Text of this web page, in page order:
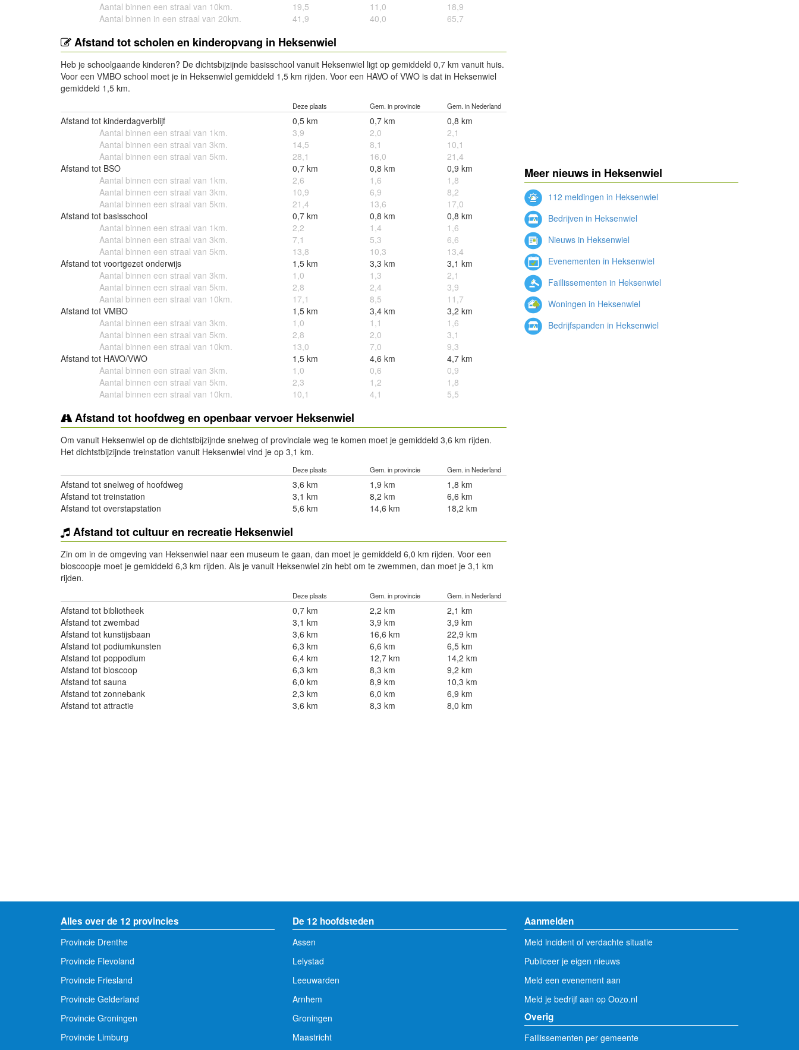
Aantal binnen een straal van 10km.
19,5 11,0
18,9
Aantal binnen in een straal van 20km.
41,9 40,0 65,7
Afstand tot scholen en kinderopvang in Heksenwiel
Heb je schoolgaande kinderen? De dichtsbijzijnde basisschool vanuit Heksenwiel ligt op gemiddeld 0,7 km vanuit huis.
Voor een VMBO school moet je in Heksenwiel gemiddeld 1,5 km rijden. Voor een HAVO of VWO is dat in Heksenwiel
gemiddeld 1,5 km.
Deze plaats Gem. in provincie Gem. in Nederland
Afstand tot kinderdagverblijf 0,5 km 0,7 km
0,8 km
Aantal binnen een straal van 1km.
3,9 2,0
2,1
Aantal binnen een straal van 3km.
14,5 8,1
10,1
Aantal binnen een straal van 5km.
28,1 16,0
21,4
Afstand tot BSO
0,7 km 0,8 km
0,9 km
Aantal binnen een straal van 1km.
2,6 1,6
1,8
Aantal binnen een straal van 3km.
10,9 6,9
8,2
Aantal binnen een straal van 5km.
21,4 13,6
17,0
Afstand tot basisschool
0,7 km 0,8 km
0,8 km
Aantal binnen een straal van 1km.
2,2 1,4
1,6
Aantal binnen een straal van 3km.
7,1 5,3
6,6
Aantal binnen een straal van 5km.
13,8 10,3
13,4
Afstand tot voortgezet onderwijs
1,5 km 3,3 km
3,1 km
Aantal binnen een straal van 3km.
1,0 1,3
2,1
Aantal binnen een straal van 5km.
2,8 2,4
3,9
Aantal binnen een straal van 10km.
17,1 8,5
11,7
Afstand tot VMBO
1,5 km 3,4 km
3,2 km
Aantal binnen een straal van 3km.
1,0 1,1
1,6
Aantal binnen een straal van 5km.
2,8 2,0
3,1
Aantal binnen een straal van 10km.
13,0 7,0
9,3
Afstand tot HAVO/VWO
1,5 km 4,6 km
4,7 km
Aantal binnen een straal van 3km.
1,0 0,6
0,9
Aantal binnen een straal van 5km.
2,3 1,2
1,8
Aantal binnen een straal van 10km.
10,1 4,1 5,5
Afstand tot hoofdweg en openbaar vervoer Heksenwiel
Om vanuit Heksenwiel op de dichtstbijzijnde snelweg of provinciale weg te komen moet je gemiddeld 3,6 km rijden.
Het dichtstbijzijnde treinstation vanuit Heksenwiel vind je op 3,1 km.
Deze plaats Gem. in provincie Gem. in Nederland
Afstand tot snelweg of hoofdweg 3,6 km 1,9 km
1,8 km
Afstand tot treinstation
3,1 km 8,2 km
6,6 km
Afstand tot overstapstation
5,6 km 14,6 km 18,2 km
Afstand tot cultuur en recreatie Heksenwiel
Zin om in de omgeving van Heksenwiel naar een museum te gaan, dan moet je gemiddeld 6,0 km rijden. Voor een
bioscoopje moet je gemiddeld 6,3 km rijden. Als je vanuit Heksenwiel zin hebt om te zwemmen, dan moet je 3,1 km
rijden.
Deze plaats Gem. in provincie Gem. in Nederland
Afstand tot bibliotheek 0,7 km 2,2 km
2,1 km
Afstand tot zwembad
3,1 km 3,9 km
3,9 km
Afstand tot kunstijsbaan
3,6 km 16,6 km
22,9 km
Afstand tot podiumkunsten
6,3 km 6,6 km
6,5 km
Afstand tot poppodium
6,4 km 12,7 km
14,2 km
Afstand tot bioscoop
6,3 km 8,3 km
9,2 km
Afstand tot sauna
6,0 km 8,9 km
10,3 km
Afstand tot zonnebank
2,3 km 6,0 km
6,9 km
Afstand tot attractie
3,6 km 8,3 km 8,0 km
Meer nieuws in Heksenwiel
112 meldingen in Heksenwiel
Bedrijven in Heksenwiel
Nieuws in Heksenwiel
Evenementen in Heksenwiel
Faillissementen in Heksenwiel
Woningen in Heksenwiel
Bedrijfspanden in Heksenwiel
Alles over de 12 provincies
Provincie Drenthe
Provincie Flevoland
Provincie Friesland
Provincie Gelderland
Provincie Groningen
Provincie Limburg
De 12 hoofdsteden
Assen
Lelystad
Leeuwarden
Arnhem
Groningen
Maastricht
Aanmelden
Meld incident of verdachte situatie
Publiceer je eigen nieuws
Meld een evenement aan
Meld je bedrijf aan op Oozo.nl
Overig
Faillissementen per gemeente